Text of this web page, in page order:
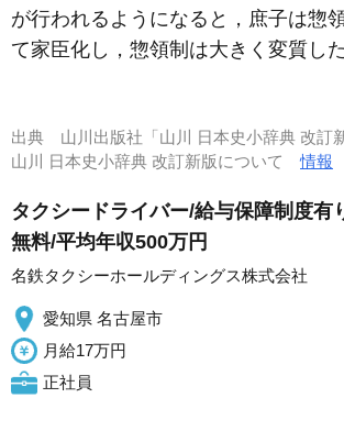
が行われるようになると，庶子は惣
て家臣化し，惣領制は大きく変質した
出典 山川出版社「山川 日本史小辞典 改訂
山川 日本史小辞典 改訂新版について情報
タクシードライバー/給与保障制度有
無料/平均年収500万円
名鉄タクシーホールディングス株式会社
愛知県 名古屋市
月給17万円
正社員